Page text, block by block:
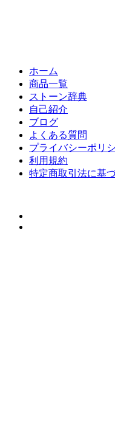
ホーム
商品一覧
ストーン辞典
自己紹介
ブログ
よくある質問
プライバシーポリ
利用規約
特定商取引法に基